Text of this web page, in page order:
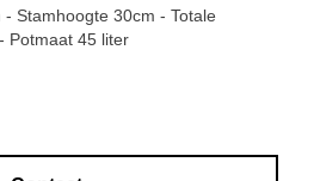
Stamhoogte 30cm - Totale
Potmaat 45 liter